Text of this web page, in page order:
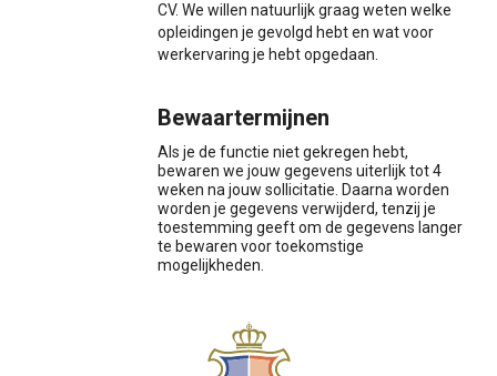
CV. We willen natuurlijk graag weten welke
opleidingen je gevolgd hebt en wat voor
werkervaring je hebt opgedaan.
Bewaartermijnen
Als je de functie niet gekregen hebt,
bewaren we jouw gegevens uiterlijk tot 4
weken na jouw sollicitatie. Daarna worden
worden je gegevens verwijderd, tenzij je
toestemming geeft om de gegevens langer
te bewaren voor toekomstige
mogelijkheden.